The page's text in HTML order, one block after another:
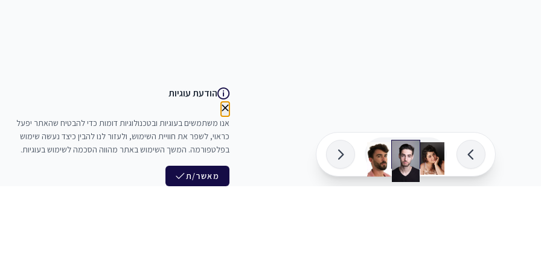
הודעת עוגיות
אנו משתמשים בעוגיות ובטכנולוגיות דומות כדי להבטיח שהאתר יפעל
כראוי, לשפר את חוויית השימוש, ולעזור לנו להבין כיצד נעשה שימוש
בפלטפורמה. המשך השימוש באתר מהווה הסכמה לשימוש בעוגיות.
מאשר/ת